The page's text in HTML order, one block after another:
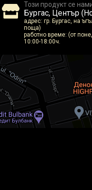
Този продукт се
Бургас, Център
адрес: гр. Бургас, на
поща)
работно време: (от
10:00-18:00ч.